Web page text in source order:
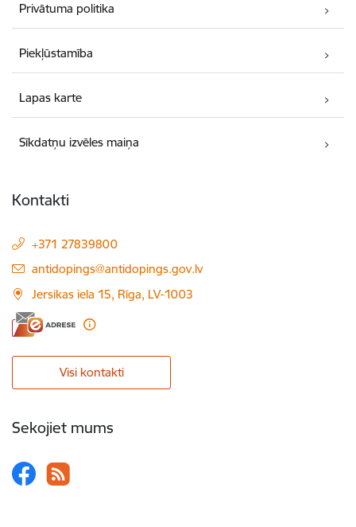
Privātuma politika
Piekļūstamība
Lapas karte
Sīkdatņu izvēles maiņa
Kontakti
+371 27839800
E-pasts:
antidopings@antidopings.gov.lv
Jersikas iela 15, Rīga, LV-1003
Visi kontakti
Sekojiet mums